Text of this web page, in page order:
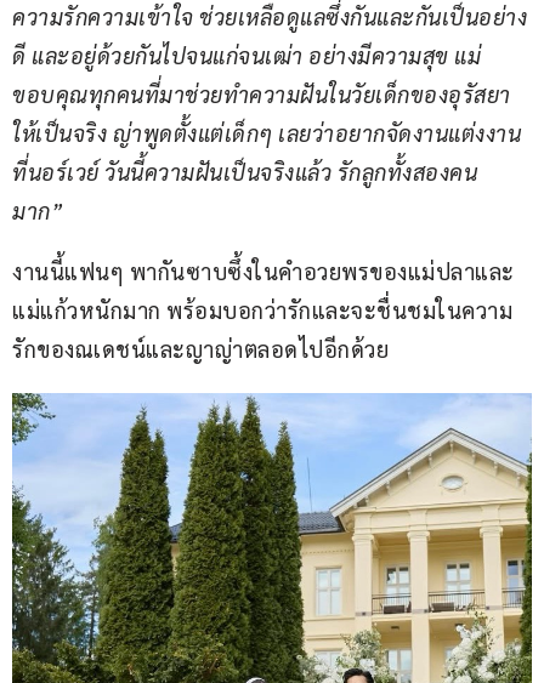
ความรักความเข้าใจ ช่วยเหลือดูแลซึ่งกันและกันเป็นอย่าง
ดี และอยู่ด้วยกันไปจนแก่จนเฒ่า อย่างมีความสุข แม่
ขอบคุณทุกคนที่มาช่วยทำความฝันในวัยเด็กของอุรัสยา
ให้เป็นจริง ญ่าพูดตั้งแต่เด็กๆ เลยว่าอยากจัดงานแต่งงาน
ที่นอร์เวย์ วันนี้ความฝันเป็นจริงแล้ว รักลูกทั้งสองคน
มาก”
งานนี้แฟนๆ พากันซาบซึ้งในคำอวยพรของแม่ปลาและ
แม่แก้วหนักมาก พร้อมบอกว่ารักและจะชื่นชมในความ
รักของณเดชน์และญาญ่าตลอดไปอีกด้วย